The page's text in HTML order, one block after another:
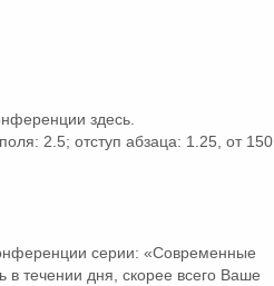
здесь.
2.5; отступ абзаца: 1.25, от 150
серии: «Современные
течении дня, скорее всего Ваше